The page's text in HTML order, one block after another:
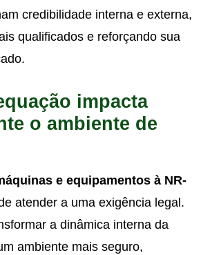
credibilidade interna e externa,
qualificados e reforçando sua
impacta
o ambiente de
e equipamentos à NR-
atender a uma exigência legal.
a dinâmica interna da
ambiente mais seguro,